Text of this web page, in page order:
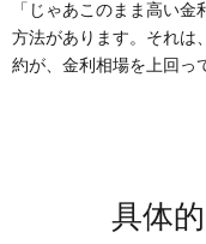
「じゃあこのまま高い
方法があります。それは、
約が、金利相場を上回っ
具体